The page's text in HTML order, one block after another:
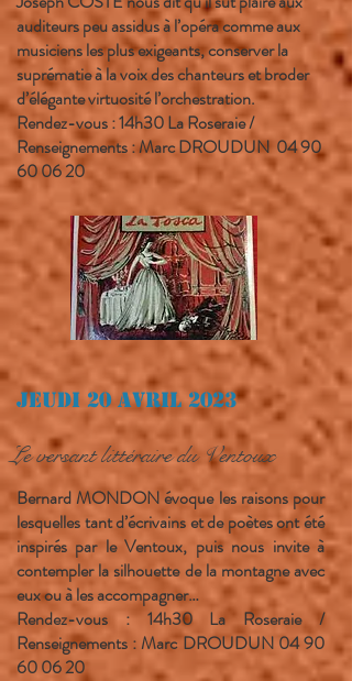
auditeurs peu assidus à l’opéra comme aux
musiciens les plus exigeants, conserver la
suprématie à la voix des chanteurs et broder
d’élégante virtuosité l’orchestration.
Rendez-vous : 14h30 La Roseraie /
Renseignements : Marc DROUDUN 04 90
60 06 20
Jeudi 20 avril 2023
Le versant littéraire du Ventoux
Bernard MONDON évoque les raisons pour
lesquelles tant d’écrivains et de poètes ont été
inspirés par le Ventoux, puis nous invite à
contempler la silhouette de la montagne avec
eux ou à les accompagner…
Rendez-vous : 14h30 La Roseraie /
Renseignements : Marc DROUDUN 04 90
60 06 20